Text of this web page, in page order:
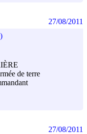
de terre
27/08/2011
27/08/2011